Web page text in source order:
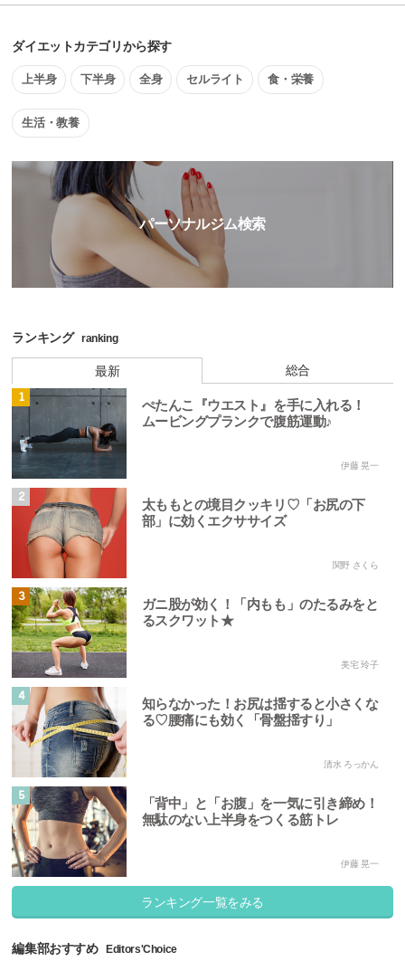
ダイエットカテゴリから探す
上半身 下半身 全身 セルライト 食・栄養
生活・教養
パーソナルジム検索
ランキング ranking
最新 総合
1
ぺたんこ『ウエスト』を手に入れる！
ムービングプランクで腹筋運動♪
伊藤 晃一
2
太ももとの境目クッキリ♡「お尻の下
部」に効くエクササイズ
関野 さくら
3
ガニ股が効く！「内もも」のたるみをと
るスクワット★
美宅 玲子
4
知らなかった！お尻は揺すると小さくな
る♡腰痛にも効く「骨盤揺すり」
清水 ろっかん
5
「背中」と「お腹」を一気に引き締め！
無駄のない上半身をつくる筋トレ
伊藤 晃一
ランキング一覧をみる
編集部おすすめ Editors'Choice